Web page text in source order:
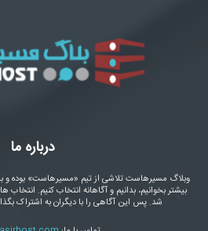
درباره ما
وبلاگ مسیرهاست تلاشی از تیم «مسیرهاست» بوده و
بیشتر بخوانیم، بدانیم و آگاهانه انتخاب کنیم. انتخاب
شد. پس این آگاهی را با دیگران به اشتراک